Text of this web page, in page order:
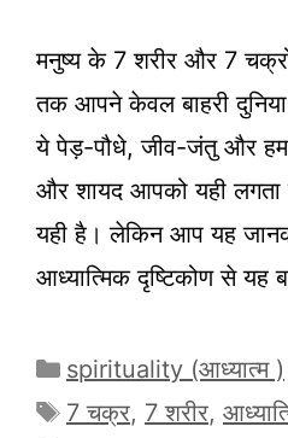
मनुष्य के 7 शरीर और 7
तक आपने केवल बाहरी
ये पेड़-पौधे, जीव-जंतु और हम
और शायद आपको यही लगता
यही है। लेकिन आप यह
आध्यात्मिक दृष्टिकोण से यह
Categories
spirituality (आध्यात्म )
Tags
7 चक्र, 7 शरीर,